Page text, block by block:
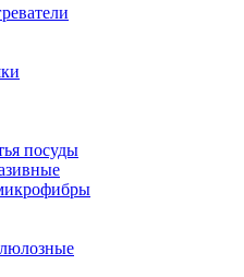
посуды